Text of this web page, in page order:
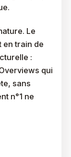
Le
en train de
:
qui
sans
n°1 ne